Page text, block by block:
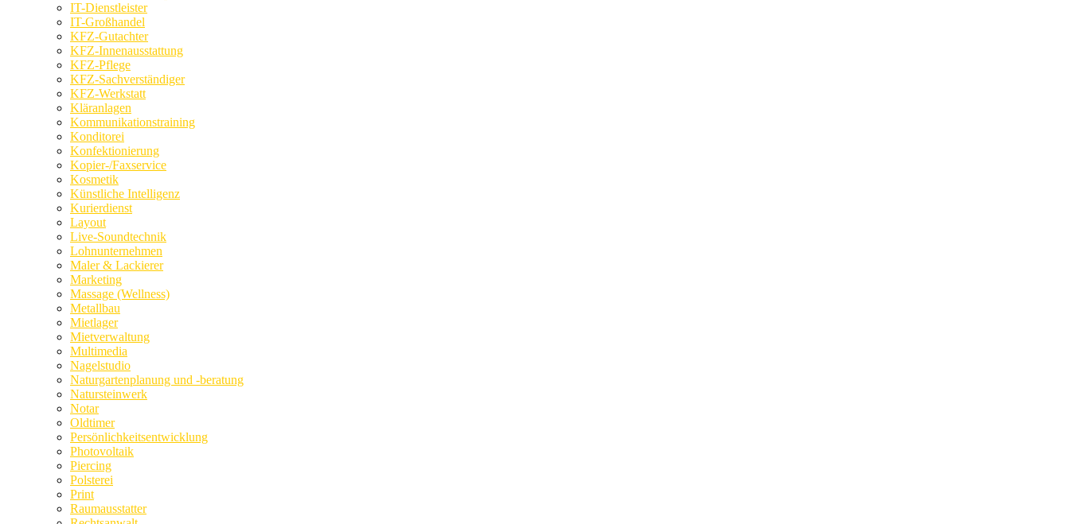
IT-Dienstleister
IT-Großhandel
KFZ-Gutachter
KFZ-Innenausstattung
KFZ-Pflege
KFZ-Sachverständiger
KFZ-Werkstatt
Kläranlagen
Kommunikationstraining
Konditorei
Konfektionierung
Kopier-/Faxservice
Kosmetik
Künstliche Intelligenz
Kurierdienst
Layout
Live-Soundtechnik
Lohnunternehmen
Maler & Lackierer
Marketing
Massage (Wellness)
Metallbau
Mietlager
Mietverwaltung
Multimedia
Nagelstudio
Naturgartenplanung und -beratung
Natursteinwerk
Notar
Oldtimer
Persönlichkeitsentwicklung
Photovoltaik
Piercing
Polsterei
Print
Raumausstatter